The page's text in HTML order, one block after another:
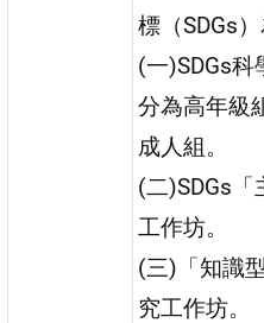
標（SDGs
(一)SDGs
分為高年級
成人組。
(二)SDGs
工作坊。
(三)「知識
究工作坊。